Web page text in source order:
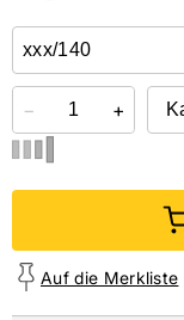
Online kaufen &
− +
Auf die Merkliste